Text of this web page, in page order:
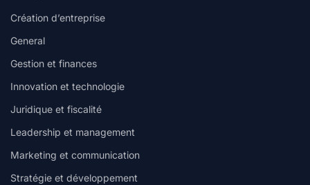
Création d’entreprise
General
Gestion et finances
Innovation et technologie
Juridique et fiscalité
Leadership et management
Marketing et communication
Stratégie et développement